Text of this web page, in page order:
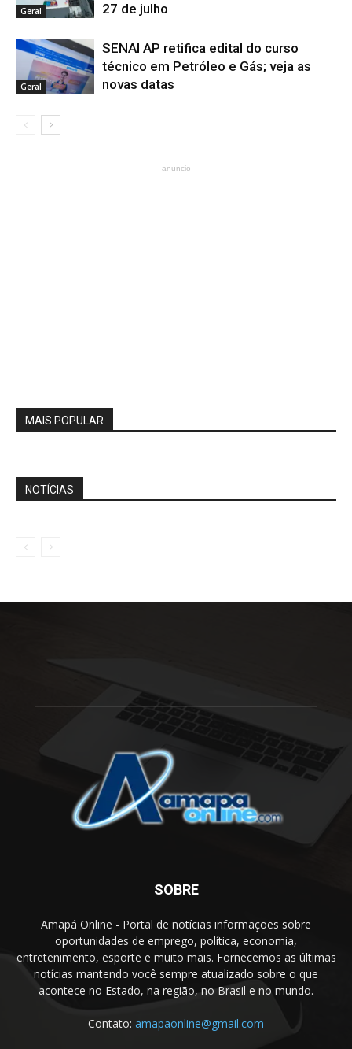
Geral
27 de julho
Geral
SENAI AP retifica edital do curso
técnico em Petróleo e Gás; veja as
novas datas
- anuncio -
MAIS POPULAR
NOTÍCIAS
SOBRE
Amapá Online - Portal de notícias informações sobre
oportunidades de emprego, política, economia,
entretenimento, esporte e muito mais. Fornecemos as últimas
notícias mantendo você sempre atualizado sobre o que
acontece no Estado, na região, no Brasil e no mundo.
Contato: amapaonline@gmail.com